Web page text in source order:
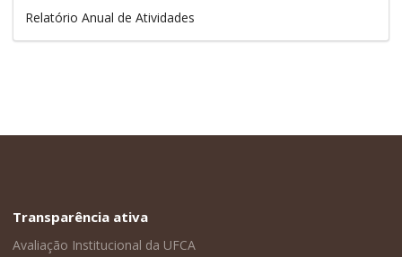
Relatório Anual de Atividades
Transparência ativa
Avaliação Institucional da UFCA